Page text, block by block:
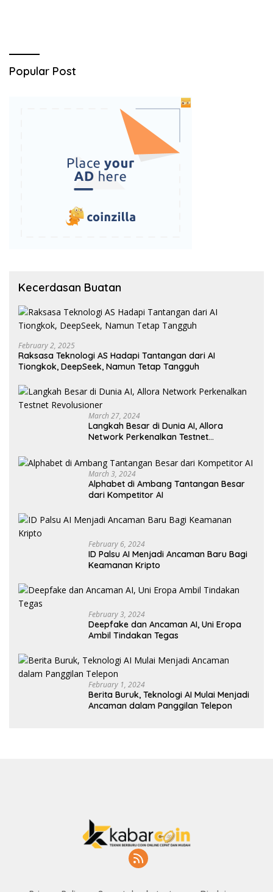
Popular Post
Kecerdasan Buatan
February 2, 2025
Raksasa Teknologi AS Hadapi Tantangan dari AI
Tiongkok, DeepSeek, Namun Tetap Tangguh
March 27, 2024
Langkah Besar di Dunia AI, Allora
Network Perkenalkan Testnet
March 3, 2024
Alphabet di Ambang Tantangan Besar
dari Kompetitor AI
February 6, 2024
ID Palsu AI Menjadi Ancaman Baru Bagi
Keamanan Kripto
February 3, 2024
Deepfake dan Ancaman AI, Uni Eropa
Ambil Tindakan Tegas
February 1, 2024
Berita Buruk, Teknologi AI Mulai Menjadi
Ancaman dalam Panggilan Telepon